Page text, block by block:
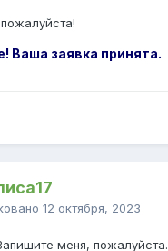
Ваша заявка принята.
12 октября, 2023
меня, пожалуйста.